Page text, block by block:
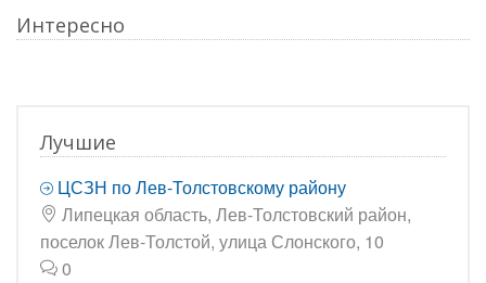
Интересно
Лучшие
ЦСЗН по Лев-Толстовскому району
Липецкая область, Лев-Толстовский район,
поселок Лев-Толстой, улица Слонского, 10
0